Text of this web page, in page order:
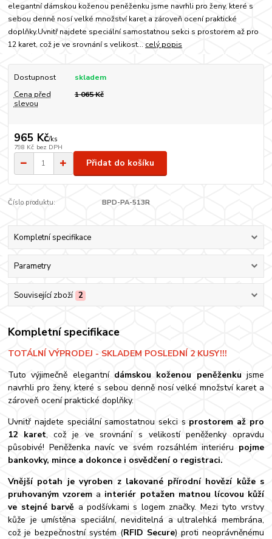
elegantní dámskou koženou peněženku jsme navrhli pro ženy, které s
sebou denně nosí velké množství karet a zároveň ocení praktické
doplňky.Uvnitř najdete speciální samostatnou sekci s prostorem až pro
12 karet, což je ve srovnání s velikost... celý popis
Dostupnost
skladem
Cena před
slevou
1 065 Kč
965 Kč/ks
798 Kč bez DPH
Přidat do košíku
Číslo produktu: BPD-PA-513R
Kompletní specifikace
Parametry
Související zboží 2
Kompletní specifikace
TOTÁLNÍ VÝPRODEJ - SKLADEM POSLEDNÍ 2 KUSY!!!
Tuto výjimečně elegantní dámskou koženou peněženku jsme
navrhli pro ženy, které s sebou denně nosí velké množství karet a
zároveň ocení praktické doplňky.
Uvnitř najdete speciální samostatnou sekci s prostorem až pro
12 karet, což je ve srovnání s velikostí peněženky opravdu
působivé! Peněženka navíc ve svém rozsáhlém interiéru pojme
bankovky, mince a dokonce i osvědčení o registraci.
Vnější potah je vyroben z lakované přírodní hovězí kůže s
pruhovaným vzorem a interiér potažen matnou lícovou kůží
ve stejné barvě a podšívkami s logem značky. Mezi tyto vrstvy
kůže je umístěna speciální, neviditelná a ultralehká membrána,
což je bezpečnostní systém (RFID Secure) proti neoprávněnému